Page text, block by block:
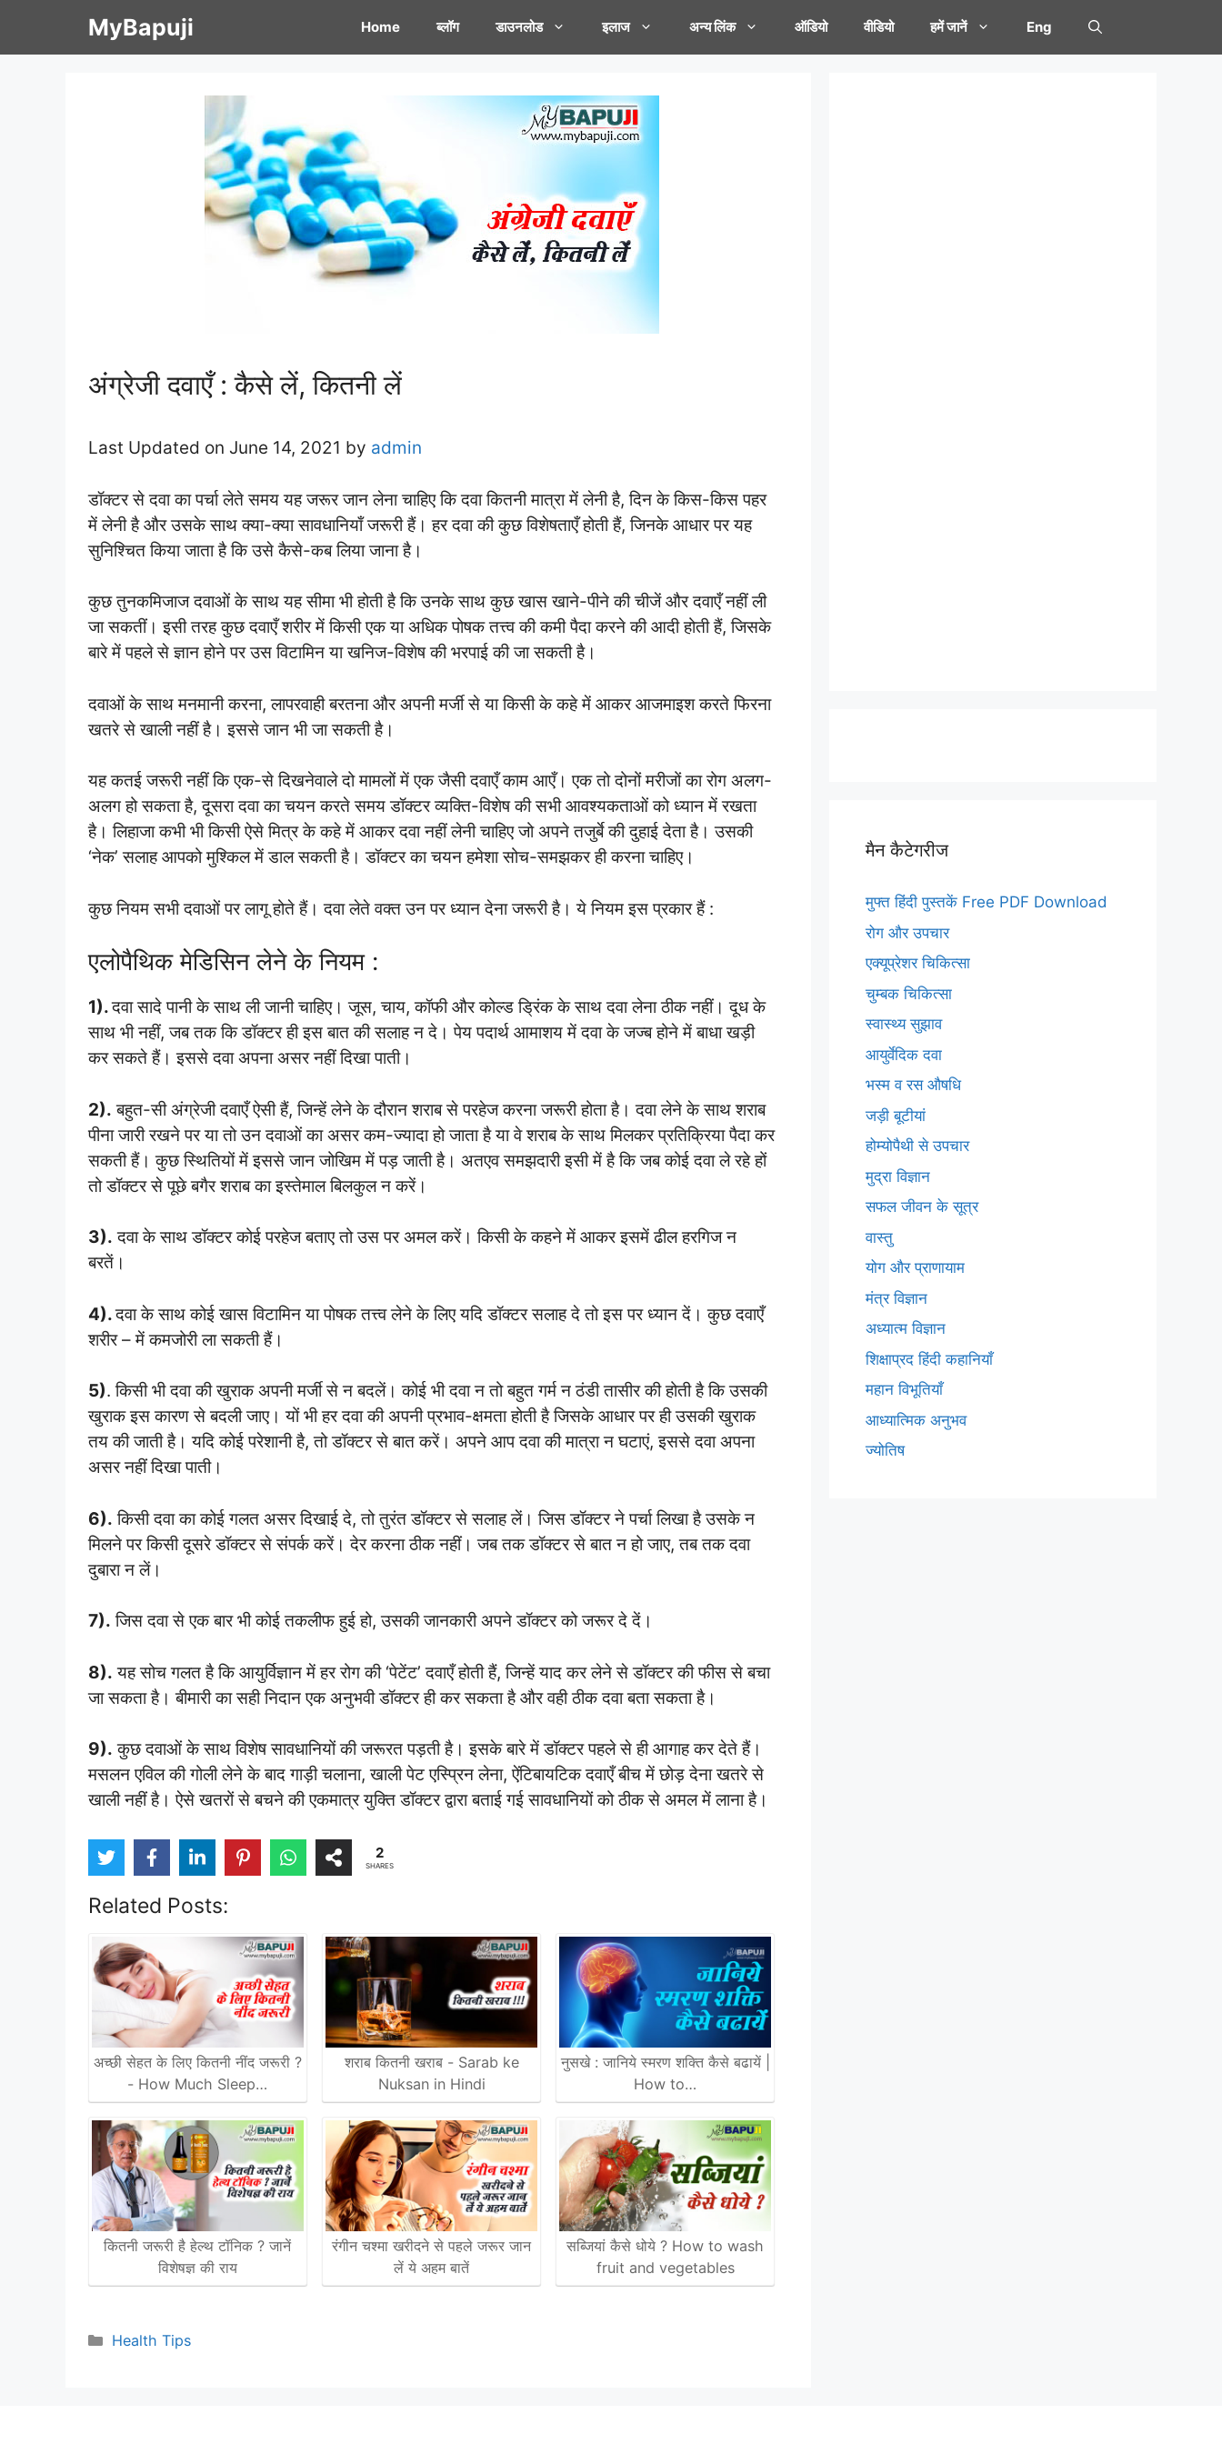
MyBapuji Home ब्लॉग डाउनलोड इलाज अन्य लिंक ऑडियो वीडियो हमें जानें Eng
अंग्रेजी दवाएँ : कैसे लें, कितनी लें
Last Updated on June 14, 2021 by admin
डॉक्टर से दवा का पर्चा लेते समय यह जरूर जान लेना चाहिए कि दवा कितनी मात्रा में लेनी है, दिन के किस-किस पहर
में लेनी है और उसके साथ क्या-क्या सावधानियाँ जरूरी हैं। हर दवा की कुछ विशेषताएँ होती हैं, जिनके आधार पर यह
सुनिश्चित किया जाता है कि उसे कैसे-कब लिया जाना है।
कुछ तुनकमिजाज दवाओं के साथ यह सीमा भी होती है कि उनके साथ कुछ खास खाने-पीने की चीजें और दवाएँ नहीं ली
जा सकतीं। इसी तरह कुछ दवाएँ शरीर में किसी एक या अधिक पोषक तत्त्व की कमी पैदा करने की आदी होती हैं, जिसके
बारे में पहले से ज्ञान होने पर उस विटामिन या खनिज-विशेष की भरपाई की जा सकती है।
दवाओं के साथ मनमानी करना, लापरवाही बरतना और अपनी मर्जी से या किसी के कहे में आकर आजमाइश करते फिरना
खतरे से खाली नहीं है। इससे जान भी जा सकती है।
यह कतई जरूरी नहीं कि एक-से दिखनेवाले दो मामलों में एक जैसी दवाएँ काम आएँ। एक तो दोनों मरीजों का रोग अलग-
अलग हो सकता है, दूसरा दवा का चयन करते समय डॉक्टर व्यक्ति-विशेष की सभी आवश्यकताओं को ध्यान में रखता
है। लिहाजा कभी भी किसी ऐसे मित्र के कहे में आकर दवा नहीं लेनी चाहिए जो अपने तजुर्बे की दुहाई देता है। उसकी
‘नेक’ सलाह आपको मुश्किल में डाल सकती है। डॉक्टर का चयन हमेशा सोच-समझकर ही करना चाहिए।
कुछ नियम सभी दवाओं पर लागू होते हैं। दवा लेते वक्त उन पर ध्यान देना जरूरी है। ये नियम इस प्रकार हैं :
एलोपैथिक मेडिसिन लेने के नियम :
1).दवा सादे पानी के साथ ली जानी चाहिए। जूस, चाय, कॉफी और कोल्ड ड्रिंक के साथ दवा लेना ठीक नहीं। दूध के
साथ भी नहीं, जब तक कि डॉक्टर ही इस बात की सलाह न दे। पेय पदार्थ आमाशय में दवा के जज्ब होने में बाधा खड़ी
कर सकते हैं। इससे दवा अपना असर नहीं दिखा पाती।
2). बहुत-सी अंग्रेजी दवाएँ ऐसी हैं, जिन्हें लेने के दौरान शराब से परहेज करना जरूरी होता है। दवा लेने के साथ शराब
पीना जारी रखने पर या तो उन दवाओं का असर कम-ज्यादा हो जाता है या वे शराब के साथ मिलकर प्रतिक्रिया पैदा कर
सकती हैं। कुछ स्थितियों में इससे जान जोखिम में पड़ जाती है। अतएव समझदारी इसी में है कि जब कोई दवा ले रहे हों
तो डॉक्टर से पूछे बगैर शराब का इस्तेमाल बिलकुल न करें।
3). दवा के साथ डॉक्टर कोई परहेज बताए तो उस पर अमल करें। किसी के कहने में आकर इसमें ढील हरगिज न
बरतें।
4).दवा के साथ कोई खास विटामिन या पोषक तत्त्व लेने के लिए यदि डॉक्टर सलाह दे तो इस पर ध्यान दें। कुछ दवाएँ
शरीर – में कमजोरी ला सकती हैं।
5). किसी भी दवा की खुराक अपनी मर्जी से न बदलें। कोई भी दवा न तो बहुत गर्म न ठंडी तासीर की होती है कि उसकी
खुराक इस कारण से बदली जाए। यों भी हर दवा की अपनी प्रभाव-क्षमता होती है जिसके आधार पर ही उसकी खुराक
तय की जाती है। यदि कोई परेशानी है, तो डॉक्टर से बात करें। अपने आप दवा की मात्रा न घटाएं, इससे दवा अपना
असर नहीं दिखा पाती।
6). किसी दवा का कोई गलत असर दिखाई दे, तो तुरंत डॉक्टर से सलाह लें। जिस डॉक्टर ने पर्चा लिखा है उसके न
मिलने पर किसी दूसरे डॉक्टर से संपर्क करें। देर करना ठीक नहीं। जब तक डॉक्टर से बात न हो जाए, तब तक दवा
दुबारा न लें।
7). जिस दवा से एक बार भी कोई तकलीफ हुई हो, उसकी जानकारी अपने डॉक्टर को जरूर दे दें।
8). यह सोच गलत है कि आयुर्विज्ञान में हर रोग की ‘पेटेंट’ दवाएँ होती हैं, जिन्हें याद कर लेने से डॉक्टर की फीस से बचा
जा सकता है। बीमारी का सही निदान एक अनुभवी डॉक्टर ही कर सकता है और वही ठीक दवा बता सकता है।
9). कुछ दवाओं के साथ विशेष सावधानियों की जरूरत पड़ती है। इसके बारे में डॉक्टर पहले से ही आगाह कर देते हैं।
मसलन एविल की गोली लेने के बाद गाड़ी चलाना, खाली पेट एस्प्रिन लेना, ऐंटिबायटिक दवाएँ बीच में छोड़ देना खतरे से
खाली नहीं है। ऐसे खतरों से बचने की एकमात्र युक्ति डॉक्टर द्वारा बताई गई सावधानियों को ठीक से अमल में लाना है।
2
SHARES
Related Posts:
अच्छी सेहत के लिए कितनी नींद जरूरी ?
- How Much Sleep…
कितनी जरूरी है हेल्थ टॉनिक ? जानें
विशेषज्ञ की राय
शराब कितनी खराब - Sarab ke
Nuksan in Hindi
रंगीन चश्मा खरीदने से पहले जरूर जान
लें ये अहम बातें
नुसखे : जानिये स्मरण शक्ति कैसे बढायें |
How to…
सब्जियां कैसे धोये ? How to wash
fruit and vegetables
Categories
Health Tips
मैन कैटेगरीज
मुफ्त हिंदी पुस्तकें Free PDF Download
रोग और उपचार
एक्यूप्रेशर चिकित्सा
चुम्बक चिकित्सा
स्वास्थ्य सुझाव
आयुर्वेदिक दवा
भस्म व रस औषधि
जड़ी बूटीयां
होम्योपैथी से उपचार
मुद्रा विज्ञान
सफल जीवन के सूत्र
वास्तु
योग और प्राणायाम
मंत्र विज्ञान
अध्यात्म विज्ञान
शिक्षाप्रद हिंदी कहानियाँ
महान विभूतियाँ
आध्यात्मिक अनुभव
ज्योतिष